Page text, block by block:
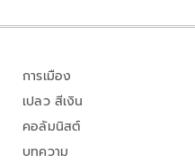
การเมือง
เปลว สีเงิน
คอลัมนิสต์
บทความ